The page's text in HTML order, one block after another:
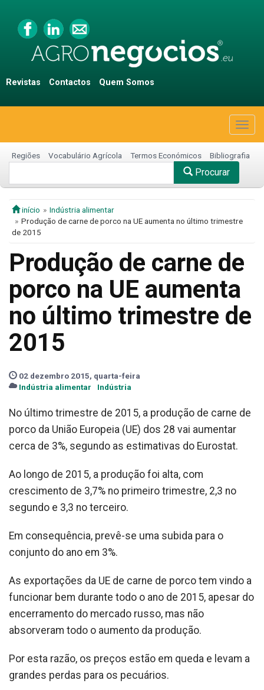
Revistas Contactos Quem Somos
Regiões Vocabulário Agrícola Termos Económicos Bibliografia
Procurar
início
Indústria alimentar
Produção de carne de porco na UE aumenta no último trimestre
de 2015
Produção de carne de
porco na UE aumenta
no último trimestre de
2015
02 dezembro 2015, quarta-feira
Indústria alimentar
Indústria
No último trimestre de 2015, a produção de carne de
porco da União Europeia (UE) dos 28 vai aumentar
cerca de 3%, segundo as estimativas do Eurostat.
Ao longo de 2015, a produção foi alta, com
crescimento de 3,7% no primeiro trimestre, 2,3 no
segundo e 3,3 no terceiro.
Em consequência, prevê-se uma subida para o
conjunto do ano em 3%.
As exportações da UE de carne de porco tem vindo a
funcionar bem durante todo o ano de 2015, apesar do
encerramento do mercado russo, mas não
absorveram todo o aumento da produção.
Por esta razão, os preços estão em queda e levam a
grandes perdas para os pecuários.